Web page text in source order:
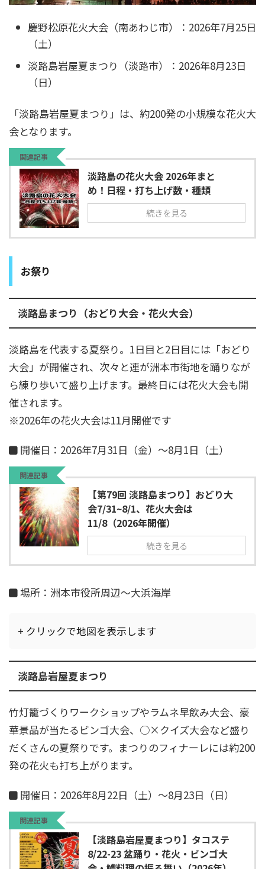
慶野松原花火大会（南あわじ市）：2026年7月25日
（土）
淡路島岩屋夏まつり（淡路市）：2026年8月23日
（日）
「淡路島岩屋夏まつり」は、約200発の小規模な花火大
会となります。
関連記事
淡路島の花火大会 2026年まと
め！日程・打ち上げ数・種類
続きを見る
お祭り
淡路島まつり（おどり大会・花火大会）
淡路島を代表する夏祭り。1日目と2日目には「おどり
大会」が開催され、次々と連が洲本市街地を踊りなが
ら練り歩いて盛り上げます。最終日には花火大会も開
催されます。
※2026年の花火大会は11月開催です
開催日：2026年7月31日（金）～8月1日（土）
関連記事
【第79回 淡路島まつり】おどり大
会7/31~8/1、花火大会は
11/8（2026年開催）
続きを見る
場所：洲本市役所周辺～大浜海岸
+ クリックで地図を表示します
淡路島岩屋夏まつり
竹灯籠づくりワークショップやラムネ早飲み大会、豪
華景品が当たるビンゴ大会、○×クイズ大会など盛り
だくさんの夏祭りです。まつりのフィナーレには約200
発の花火も打ち上がります。
開催日：2026年8月22日（土）～8月23日（日）
関連記事
【淡路島岩屋夏まつり】タコステ
8/22-23 盆踊り・花火・ビンゴ大